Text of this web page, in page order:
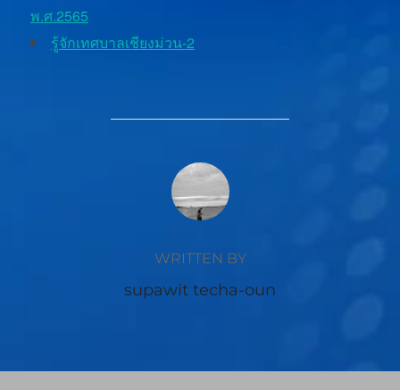
พ.ศ.2565
รู้จักเทศบาลเชียงม่วน-2
POST AUTHOR
WRITTEN BY
supawit techa-oun